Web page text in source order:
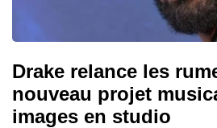
Drake relance les
nouveau projet
images en studio